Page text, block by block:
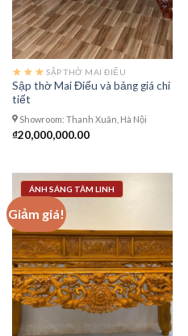
SẬP THỜ MAI ĐIỂU
Sập thờ Mai Điểu và bảng giá chi
tiết
Showroom: Thanh Xuân, Hà Nội
₫20,000,000.00
Giảm giá!
ÁNH SÁNG TÂM LINH